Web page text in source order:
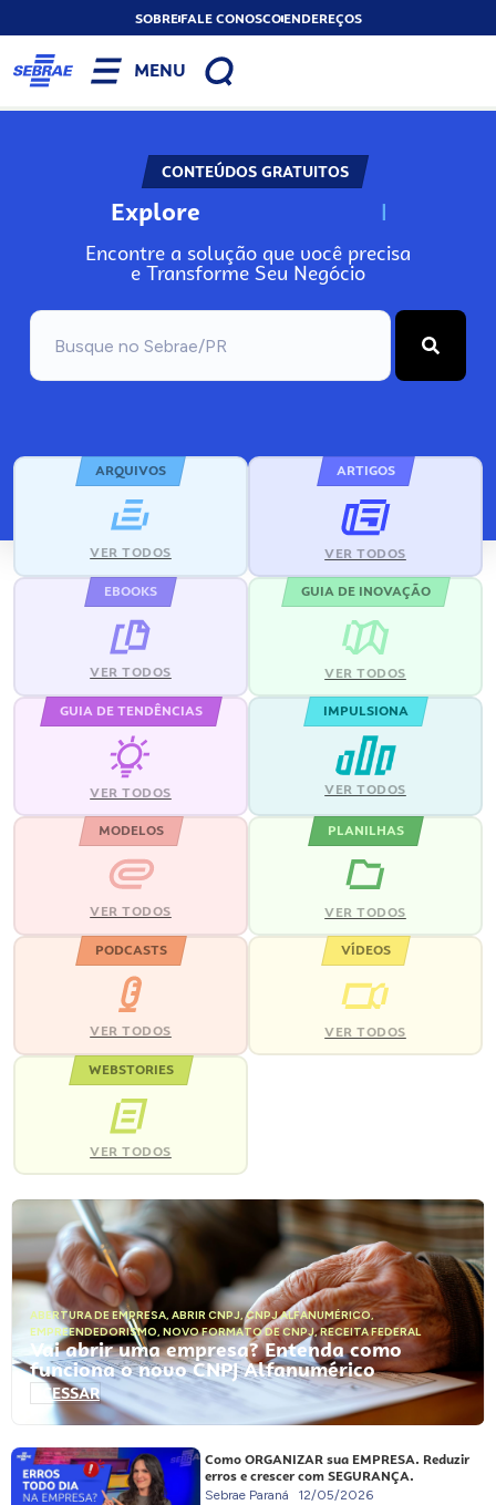
SOBREFALE CONOSCOENDEREÇOS
MENU
CONTEÚDOS GRATUITOS
Explore N
Encontre a solução que você precisa
e Transforme Seu Negócio
ARQUIVOS
VER TODOS
ARTIGOS
VER TODOS
EBOOKS
VER TODOS
GUIA DE INOVAÇÃO
VER TODOS
GUIA DE TENDÊNCIAS
VER TODOS
IMPULSIONA
VER TODOS
MODELOS
VER TODOS
PLANILHAS
VER TODOS
PODCASTS
VER TODOS
VÍDEOS
VER TODOS
WEBSTORIES
VER TODOS
ABERTURA DE EMPRESA, ABRIR CNPJ,CNPJ ALFANUMÉRICO,
EMPREENDEDORISMO, NOVO FORMATO DE CNPJ,RECEITA FEDERAL
Vai abrir uma empresa? Entenda como
funciona o novo CNPJ Alfanumérico
ACESSAR
Como ORGANIZAR sua EMPRESA. Reduzir
erros e crescer com SEGURANÇA.
Sebrae Paraná 12/05/2026